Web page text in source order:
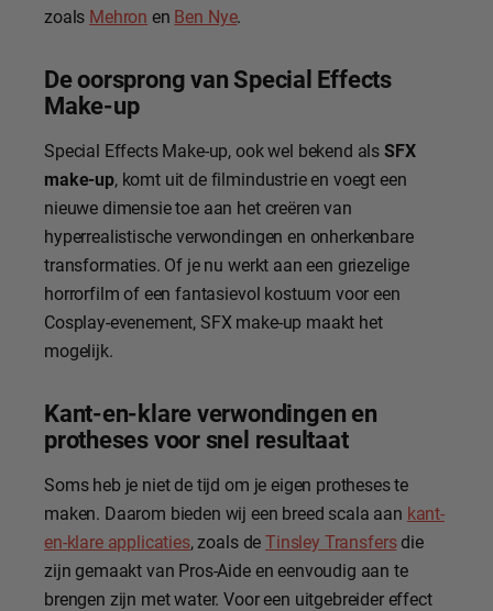
zoals Mehron en Ben Nye.
De oorsprong van Special Effects
Make-up
Special Effects Make-up, ook wel bekend alsSFX
make-up, komt uit de filmindustrie en voegt een
nieuwe dimensie toe aan het creëren van
hyperrealistische verwondingen en onherkenbare
transformaties. Of je nu werkt aan een griezelige
horrorfilm of een fantasievol kostuum voor een
Cosplay-evenement, SFX make-up maakt het
mogelijk.
Kant-en-klare verwondingen en
protheses voor snel resultaat
Soms heb je niet de tijd om je eigen protheses te
maken. Daarom bieden wij een breed scala aan kant-
en-klare applicaties, zoals deTinsley Transfersdie
zijn gemaakt van Pros-Aide en eenvoudig aan te
brengen zijn met water. Voor een uitgebreider effect